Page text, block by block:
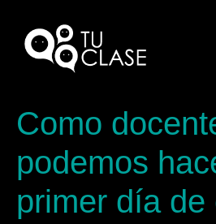
Como
podemos
primer día de